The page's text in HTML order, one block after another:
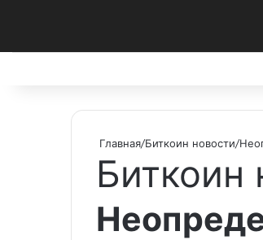
Главная/Биткоин новости/
Биткоин